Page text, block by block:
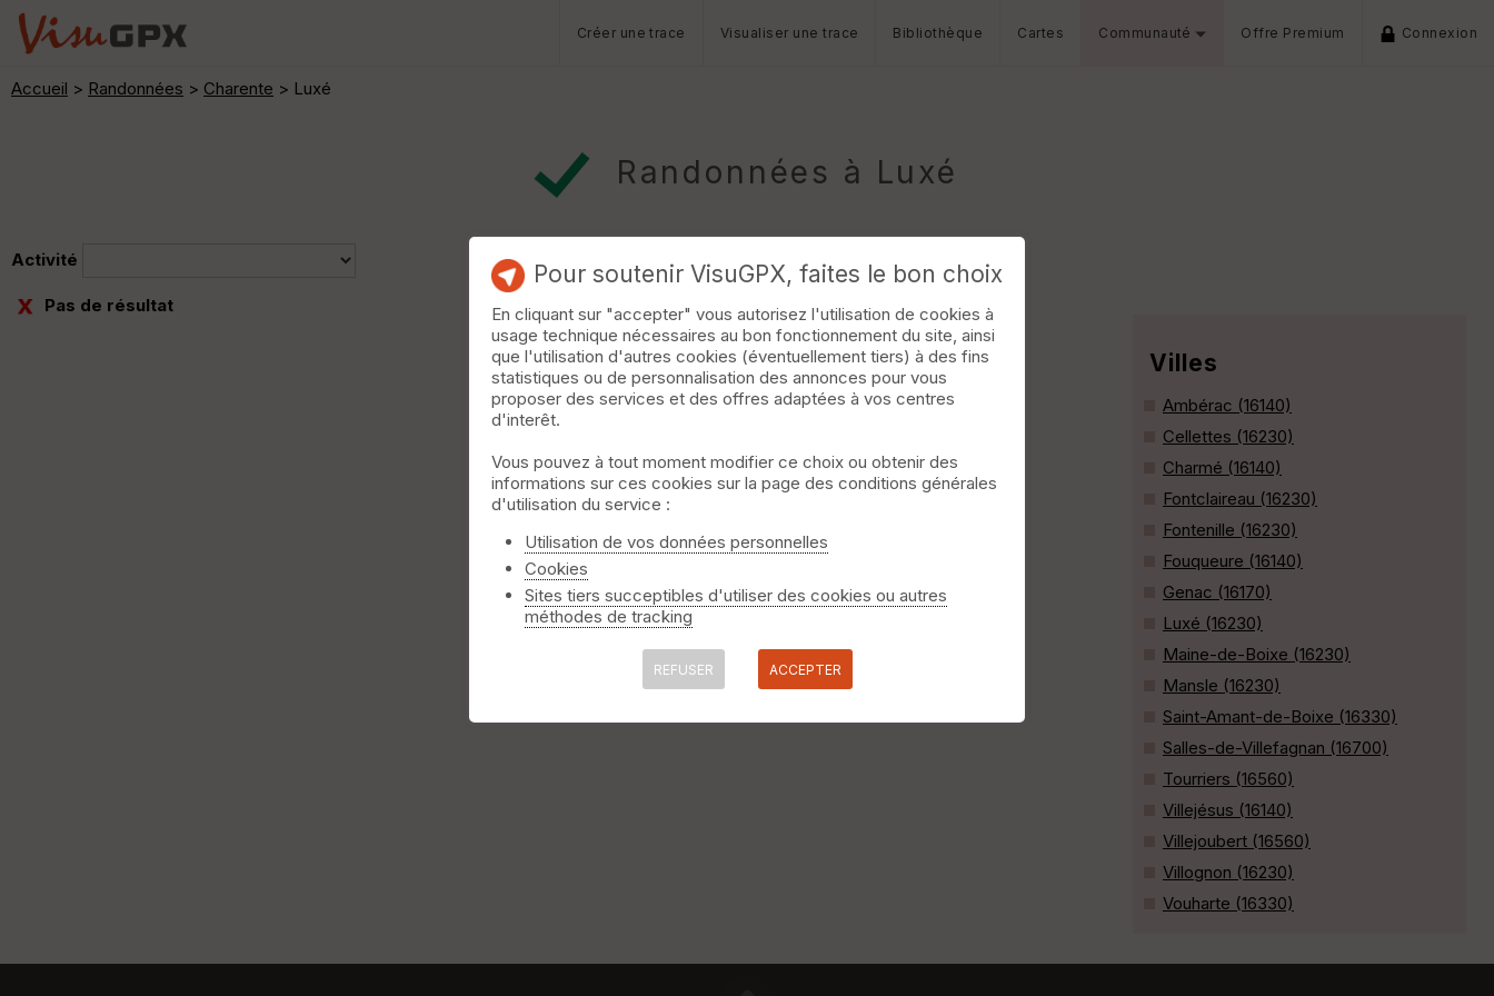
Créer une trace Visualiser une trace Bibliothèque Cartes Communauté Offre Premium Connexion
Accueil > Randonnées > Charente > Luxé
Randonnées à Luxé
Activité
Pas de résultat
Villes
Ambérac (16140)
Cellettes (16230)
Charmé (16140)
Fontclaireau (16230)
Fontenille (16230)
Fouqueure (16140)
Genac (16170)
Luxé (16230)
Maine-de-Boixe (16230)
Mansle (16230)
Saint-Amant-de-Boixe (16330)
Salles-de-Villefagnan (16700)
Tourriers (16560)
Villejésus (16140)
Villejoubert (16560)
Villognon (16230)
Vouharte (16330)
Pour soutenir VisuGPX, faites le bon choix
En cliquant sur "accepter" vous autorisez l'utilisation de cookies à
usage technique nécessaires au bon fonctionnement du site, ainsi
que l'utilisation d'autres cookies (éventuellement tiers) à des fins
statistiques ou de personnalisation des annonces pour vous
proposer des services et des offres adaptées à vos centres
d'interêt.
Vous pouvez à tout moment modifier ce choix ou obtenir des
informations sur ces cookies sur la page des conditions générales
d'utilisation du service :
Utilisation de vos données personnelles
Cookies
Sites tiers succeptibles d'utiliser des cookies ou autres
méthodes de tracking
REFUSER ACCEPTER